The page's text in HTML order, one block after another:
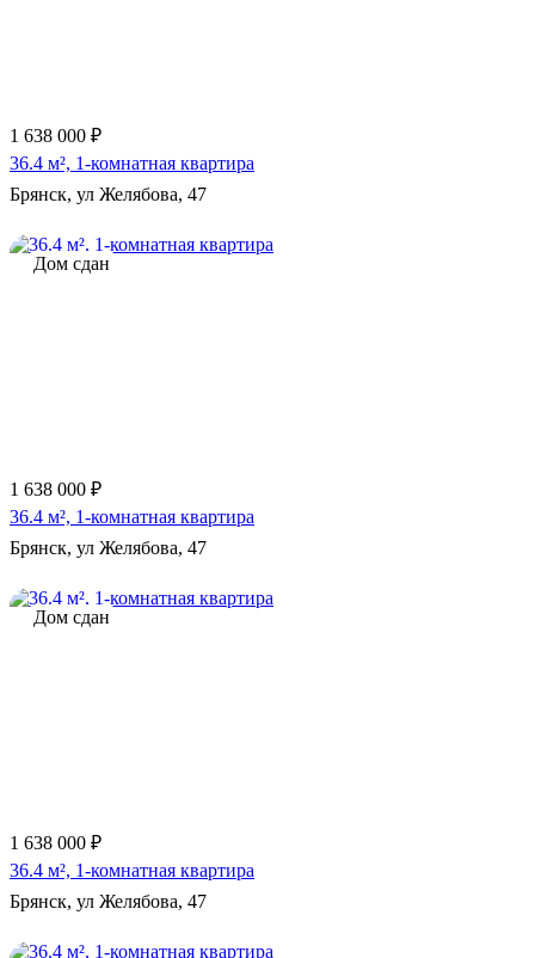
1 638 000 ₽
36.4 м², 1-комнатная квартира
Брянск, ул Желябова, 47
Дом сдан
1 638 000 ₽
36.4 м², 1-комнатная квартира
Брянск, ул Желябова, 47
Дом сдан
1 638 000 ₽
36.4 м², 1-комнатная квартира
Брянск, ул Желябова, 47